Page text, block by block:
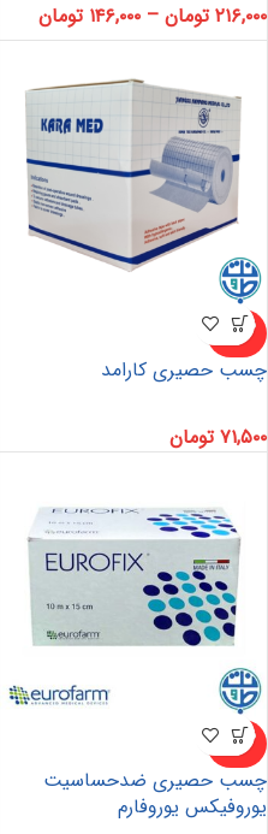
۲۱۶,۰۰۰ تومان – ۱۴۶,۰۰۰ تومان
ناموجو
د
چسب حصیری کارامد
۷۱,۵۰۰ تومان
ناموجو
د
چسب حصیری ضدحساسیت
یوروفیکس یوروفارم